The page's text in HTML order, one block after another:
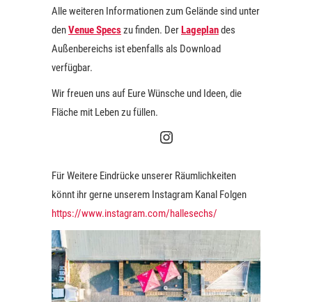
Alle weiteren Informationen zum Gelände sind unter
denVenue Specszu finden. DerLageplandes
Außenbereichs ist ebenfalls als Download
verfügbar.
Wir freuen uns auf Eure Wünsche und Ideen, die
Fläche mit Leben zu füllen.
Halle 6 Instagram
Für Weitere Eindrücke unserer Räumlichkeiten
könnt ihr gerne unserem Instagram Kanal Folgen
https://www.instagram.com/hallesechs/